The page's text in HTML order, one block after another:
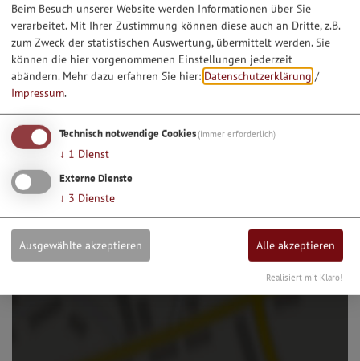
Möchten Sie von Google Maps bereitgestellte externe
Beim Besuch unserer Website werden Informationen über Sie
verarbeitet. Mit Ihrer Zustimmung können diese auch an Dritte, z.B.
zum Zweck der statistischen Auswertung, übermittelt werden. Sie
können die hier vorgenommenen Einstellungen jederzeit
abändern. Mehr dazu erfahren Sie hier: Datenschutzerklärung /
Impressum.
Technisch notwendige Cookies(immer erforderlich)
↓ 1 Dienst
Externe Dienste
↓ 3 Dienste
Ausgewählte akzeptieren Alle akzeptieren
Realisiert mit Klaro!